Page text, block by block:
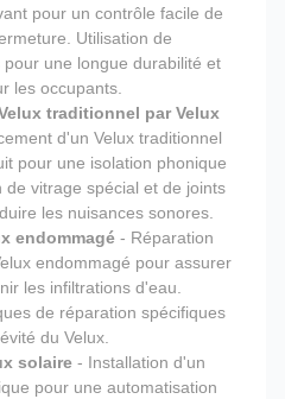
pour un contrôle facile de
Utilisation de
une longue durabilité et
les occupants.
traditionnel par Velux
d'un Velux traditionnel
pour une isolation phonique
de vitrage spécial et de joints
les nuisances sonores.
endommagé - Réparation
endommagé pour assurer
les infiltrations d'eau.
de réparation spécifiques
du Velux.
solaire - Installation d'un
pour une automatisation